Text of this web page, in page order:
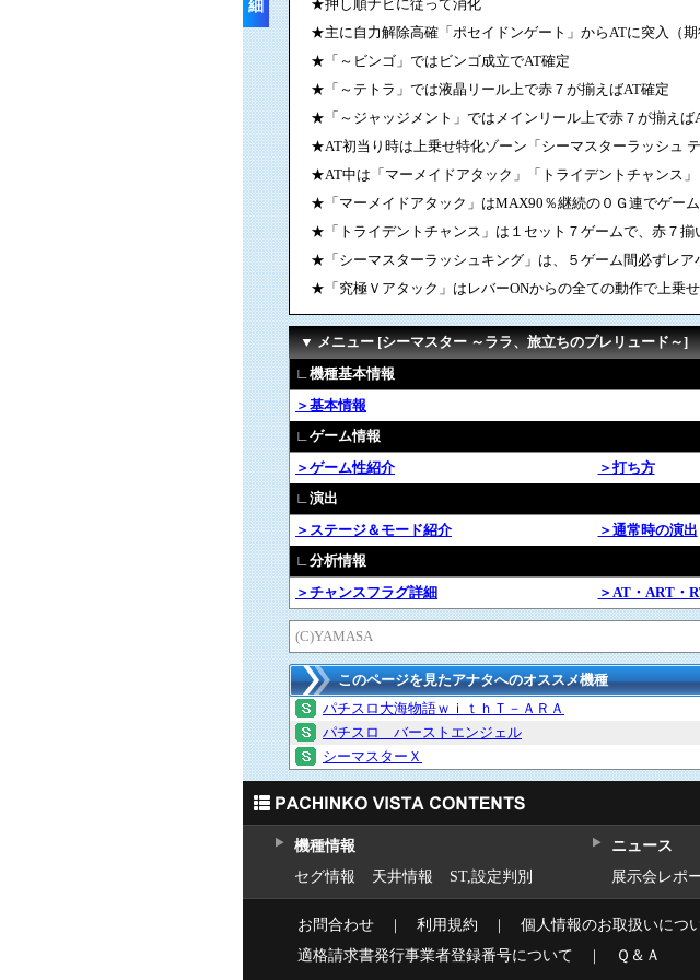
細
★押し順ナビに従って消化
★主に自力解除高確「ポセイドンゲート」からATに突入（
★「～ビンゴ」ではビンゴ成立でAT確定
★「～テトラ」では液晶リール上で赤７が揃えばAT確定
★「～ジャッジメント」ではメインリール上で赤７が揃えば
★AT初当り時は上乗せ特化ゾーン「シーマスターラッシュ
★AT中は「マーメイドアタック」「トライデントチャンス
★「マーメイドアタック」はMAX90％継続の０Ｇ連でゲー
★「トライデントチャンス」は１セット７ゲームで、赤７
★「シーマスターラッシュキング」は、５ゲーム間必ずレア
★「究極Ｖアタック」はレバーONからの全ての動作で上乗
▼ メニュー [シーマスター ～ララ、旅立ちのプレリュード～]
∟機種基本情報
＞基本情報
∟ゲーム情報
＞ゲーム性紹介
＞打ち方
∟演出
＞ステージ＆モード紹介
＞通常時の演出
∟分析情報
＞チャンスフラグ詳細
＞AT・ART・
(C)YAMASA
このページを見たアナタへのオススメ機種
パチスロ大海物語ｗｉｔｈＴ－ＡＲＡ
パチスロ バーストエンジェル
シーマスターＸ
機種情報
セグ情報
天井情報 ST,設定判別
ニュース
展示会レポ
お問合わせ ｜ 利用規約 ｜ 個人情報のお取扱いにつ
適格請求書発行事業者登録番号について ｜ Ｑ＆Ａ